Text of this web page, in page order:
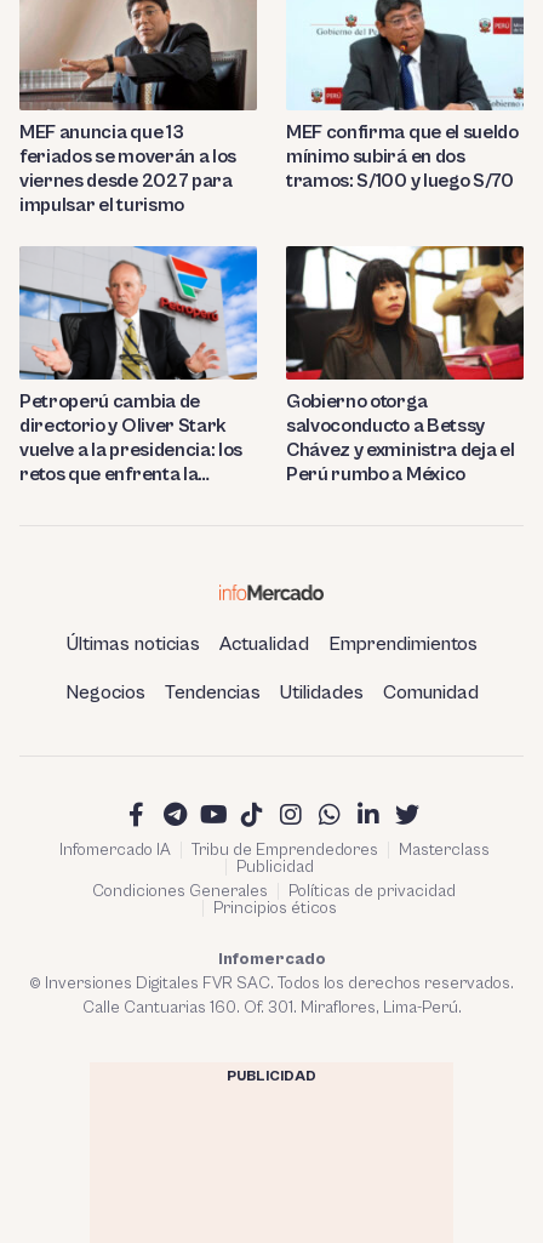
MEF anuncia que 13
feriados se moverán a los
viernes desde 2027 para
impulsar el turismo
MEF confirma que el sueldo
mínimo subirá en dos
tramos: S/100 y luego S/70
Petroperú cambia de
directorio y Oliver Stark
vuelve a la presidencia: los
retos que enfrenta la
Gobierno otorga
salvoconducto a Betssy
Chávez y exministra deja el
Perú rumbo a México
Últimas noticias Actualidad Emprendimientos
Negocios Tendencias Utilidades Comunidad
Infomercado IA Tribu de Emprendedores
Masterclass
Publicidad
Condiciones Generales
Políticas de privacidad
Principios éticos
Infomercado
© Inversiones Digitales FVR SAC. Todos los derechos reservados.
Calle Cantuarias 160. Of. 301. Miraflores, Lima-Perú.
PUBLICIDAD